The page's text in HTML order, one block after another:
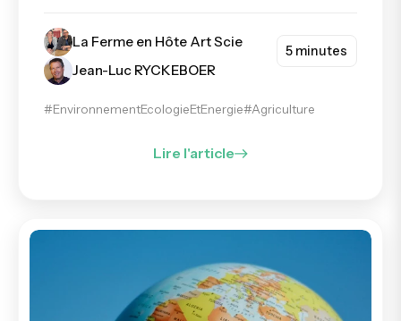
La Ferme en Hôte Art Scie
Jean-Luc RYCKEBOER
5 minutes
#EnvironnementEcologieEtEnergie#Agriculture
Lire l'article